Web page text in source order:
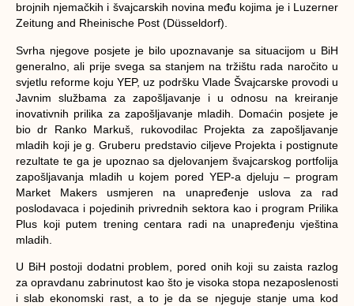
brojnih njemačkih i švajcarskih novina među kojima je i Luzerner
Zeitung and Rheinische Post (Düsseldorf).
Svrha njegove posjete je bilo upoznavanje sa situacijom u BiH
generalno, ali prije svega sa stanjem na tržištu rada naročito u
svjetlu reforme koju YEP, uz podršku Vlade Švajcarske provodi u
Javnim službama za zapošljavanje i u odnosu na kreiranje
inovativnih prilika za zapošljavanje mladih. Domaćin posjete je
bio dr Ranko Markuš, rukovodilac Projekta za zapošljavanje
mladih koji je g. Gruberu predstavio ciljeve Projekta i postignute
rezultate te ga je upoznao sa djelovanjem švajcarskog portfolija
zapošljavanja mladih u kojem pored YEP-a djeluju – program
Market Makers usmjeren na unapređenje uslova za rad
poslodavaca i pojedinih privrednih sektora kao i program Prilika
Plus koji putem trening centara radi na unapređenju vještina
mladih.
U BiH postoji dodatni problem, pored onih koji su zaista razlog
za opravdanu zabrinutost kao što je visoka stopa nezaposlenosti
i slab ekonomski rast, a to je da se njeguje stanje uma kod